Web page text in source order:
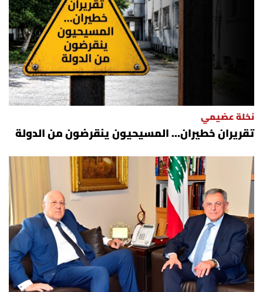
نخلة عضيمي
تقريران خطيران… المسيحيون ينقرضون من الدولة